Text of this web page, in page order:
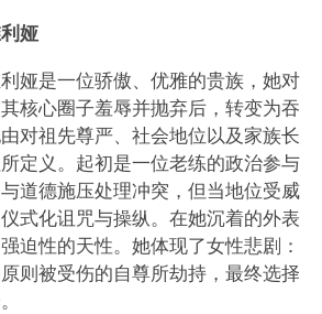
娅
娅是一位骄傲、优雅的贵族，她对
核心圈子羞辱并抛弃后，转变为吞
对祖先尊严、社会地位以及家族长
定义。起初是一位老练的政治参与
道德施压处理冲突，但当地位受威
式化诅咒与操纵。在她沉着的外表
迫性的天性。她体现了女性悲剧：
则被受伤的自尊所劫持，最终选择